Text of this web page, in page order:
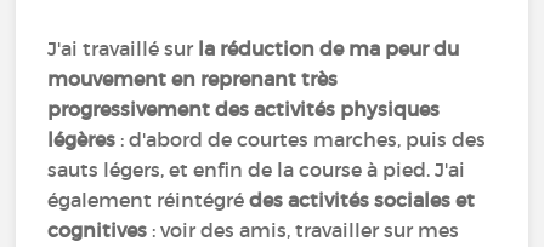
J'ai travaillé sur la réduction de ma peur du
mouvement en reprenant très
progressivement des activités physiques
légères : d'abord de courtes marches, puis des
sauts légers, et enfin de la course à pied. J'ai
également réintégrédes activités sociales et
cognitives : voir des amis, travailler sur mes